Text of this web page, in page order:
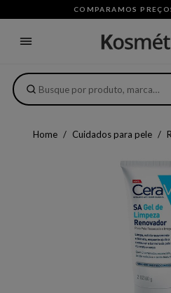
COMPARAMOS
Home Cuidados para pele